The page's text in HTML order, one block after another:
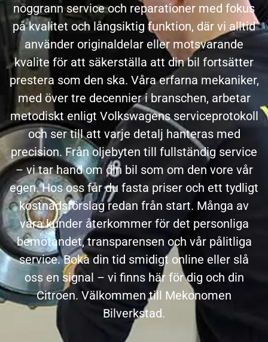
noggrann service och reparationer med fokus
på kvalitet och långsiktig funktion, där vi alltid
använder originaldelar eller motsvarande
kvalite för att säkerställa att din bil fortsätter
prestera som den ska. Våra erfarna mekaniker,
med över tre decennier i branschen, arbetar
metodiskt enligt Volkswagens serviceprotokoll
och ser till att varje detalj hanteras med
precision. Från oljebyten till fullständig service
– vi tar hand om din bil som om den vore vår
egen. Hos oss får du fasta priser och ett tydligt
kostnadsförslag redan från start. Många av
våra kunder återkommer för det personliga
bemötandet, transparensen och vår pålitliga
service. Boka din tid smidigt online eller slå
oss en signal – vi finns här för dig och din
Citroen. Välkommen till Mekonomen
Bilverkstad.